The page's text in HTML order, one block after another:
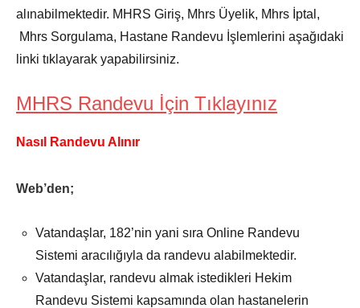
alınabilmektedir. MHRS Giriş, Mhrs Üyelik, Mhrs İptal,
Mhrs Sorgulama, Hastane Randevu İşlemlerini aşağıdaki
linki tıklayarak yapabilirsiniz.
MHRS Randevu İçin Tıklayınız
Nasıl Randevu Alınır
Web’den;
Vatandaşlar, 182’nin yani sıra Online Randevu
Sistemi aracılığıyla da randevu alabilmektedir.
Vatandaşlar, randevu almak istedikleri Hekim
Randevu Sistemi kapsamında olan hastanelerin